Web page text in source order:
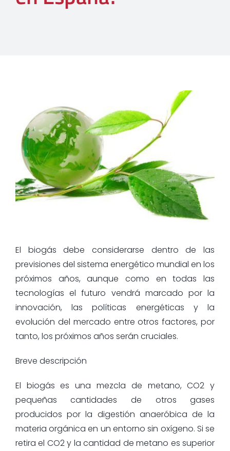
El biogás debe considerarse dentro de las
previsiones del sistema energético mundial en los
próximos años, aunque como en todas las
tecnologías el futuro vendrá marcado por la
innovación, las políticas energéticas y la
evolución del mercado entre otros factores, por
tanto, los próximos años serán cruciales.
Breve descripción
El biogás es una mezcla de metano, CO2 y
pequeñas cantidades de otros gases
producidos por la digestión anaeróbica de la
materia orgánica en un entorno sin oxígeno. Si se
retira el CO2 y la cantidad de metano es superior